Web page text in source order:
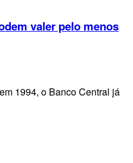
valer pelo menos
1994, o Banco Central já